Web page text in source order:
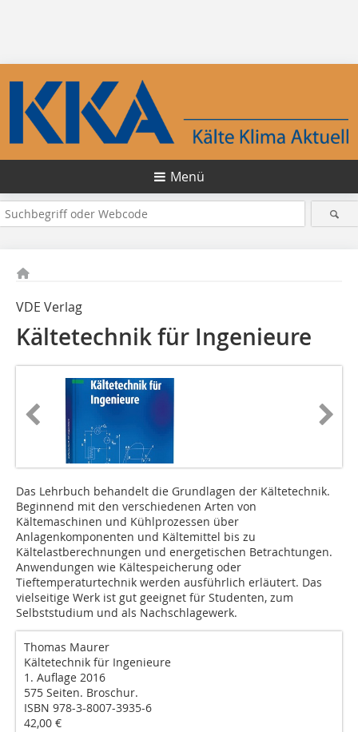
Menü
VDE Verlag
Kältetechnik für Ingenieure
Das Lehrbuch behandelt die Grundlagen der Kältetechnik.
Beginnend mit den verschiedenen Arten von
Kältemaschinen und Kühlprozessen über
Anlagenkomponenten und Kältemittel bis zu
Kältelastberechnungen und energetischen Betrachtungen.
Anwendungen wie Kältespeicherung oder
Tieftemperaturtechnik werden ausführlich erläutert. Das
vielseitige Werk ist gut geeignet für Studenten, zum
Selbststudium und als Nachschlagewerk.
Thomas Maurer
Kältetechnik für Ingenieure
1. Auflage 2016
575 Seiten. Broschur.
ISBN 978-3-8007-3935-6
42,00 €